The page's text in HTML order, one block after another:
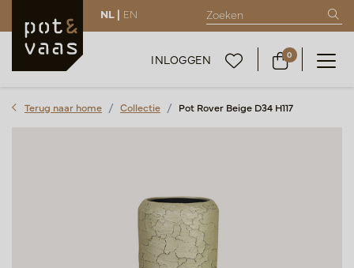
NL | EN
INLOGGEN 0
Terug naar home Collectie Pot Rover Beige D34 H117